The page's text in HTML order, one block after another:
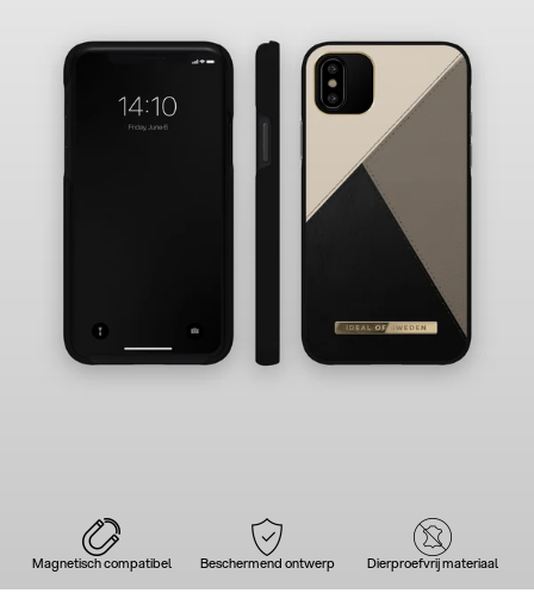
Magnetisch compatibel Beschermend ontwerp Dierproefvrij materiaal